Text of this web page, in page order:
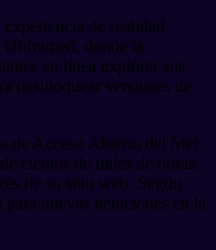
de realidad
donde la
en línea explorar sus
desbloquear versiones de
de Acceso Abierto del Met
cientos de miles de obras,
de su sitio web. Según
nuevas iteraciones en la